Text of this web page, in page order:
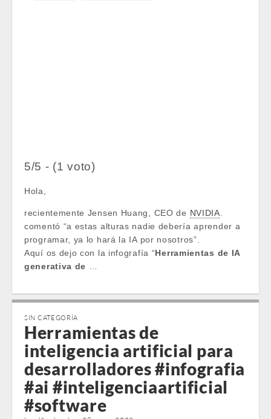
5/5 - (1 voto)
Hola,
recientemente Jensen Huang, CEO de NVIDIA
comentó “a estas alturas nadie debería aprender a
programar, ya lo hará la IA por nosotros”.
Aquí os dejo con la infografía “Herramientas de IA
generativa de
SIN CATEGORÍA
Herramientas de
inteligencia artificial para
desarrolladores #infografia
#ai #inteligenciaartificial
#software